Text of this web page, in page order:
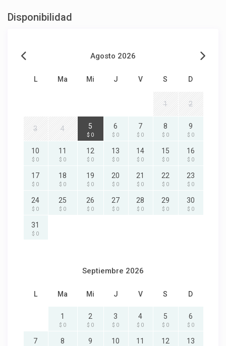
Disponibilidad
Agosto 2026
L Ma Mi J V S D
1 2
3 4 5
$ 0
6
$ 0
7
$ 0
8
$ 0
9
$ 0
10
$ 0
11
$ 0
12
$ 0
13
$ 0
14
$ 0
15
$ 0
16
$ 0
17
$ 0
18
$ 0
19
$ 0
20
$ 0
21
$ 0
22
$ 0
23
$ 0
24
$ 0
25
$ 0
26
$ 0
27
$ 0
28
$ 0
29
$ 0
30
$ 0
31
$ 0
Septiembre 2026
L Ma Mi J V S D
1
$ 0
2
$ 0
3
$ 0
4
$ 0
5
$ 0
6
$ 0
7 8 9 10 11 12 13